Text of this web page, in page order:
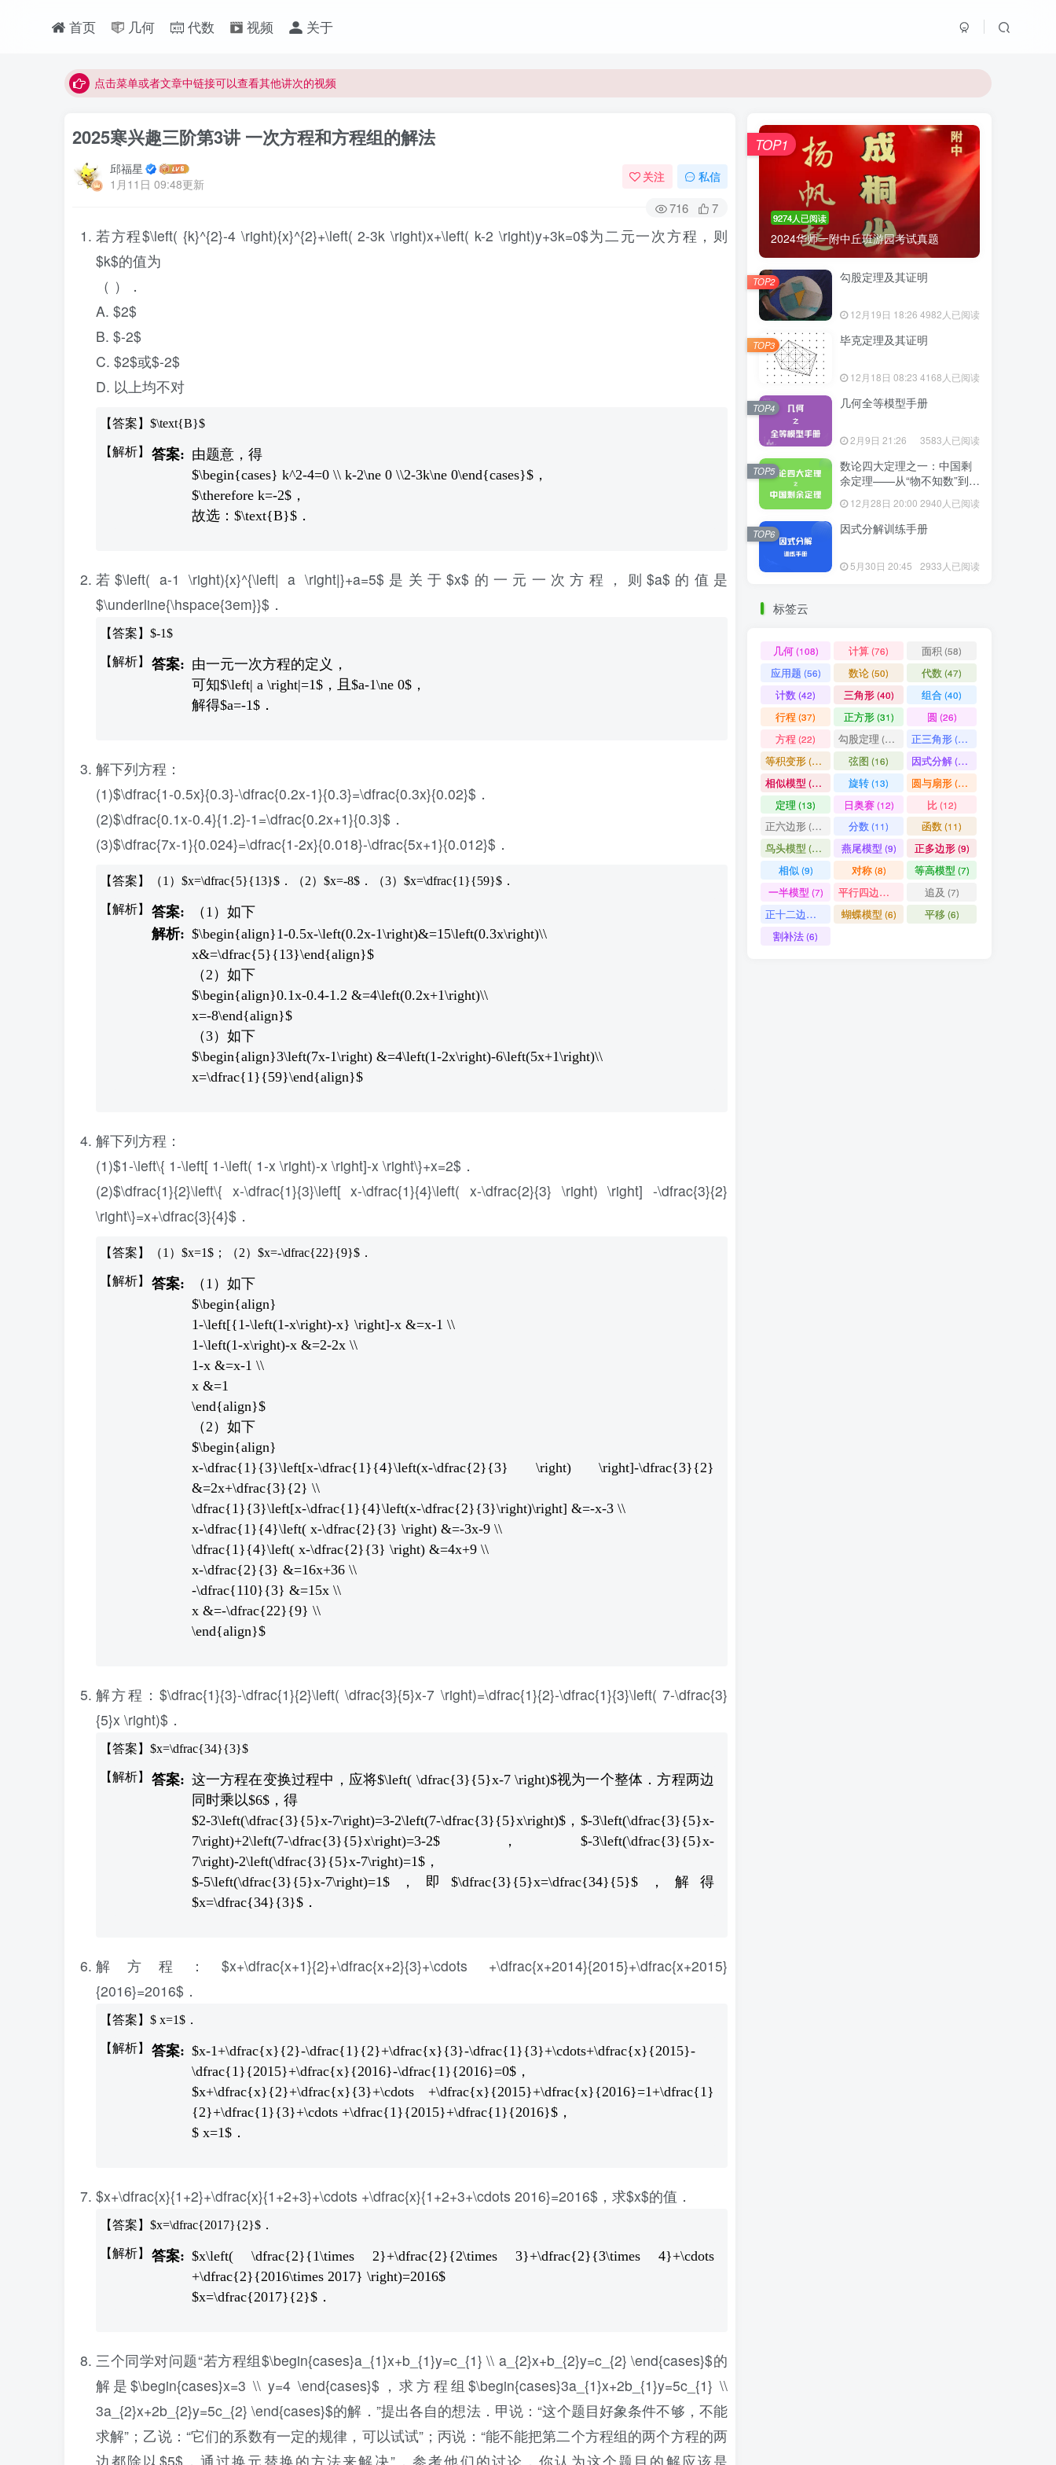
首页 几何 代数 视频 关于
最近网站被攻击导致速度非常慢，目前已恢复正常
点击菜单或者文章中链接可以查看其他讲次的视频
视频无法观看的微信发消息给邱老师重置即可
2025寒兴趣三阶第3讲 一次方程和方程组的解法
邱福星
1月11日 09:48更新
关注 私信
716 7
若方程$\left( {k}^{2}-4 \right){x}^{2}+\left( 2-3k \right)x+\left( k-2 \right)y+3k=0$为二元一次方程，则
$k$的值为
（ ）．
A. $2$
B. $-2$
C. $2$或$-2$
D. 以上均不对
【答案】$\text{B}$
由题意，得
$\begin{cases} k^2-4=0 \\ k-2\ne 0 \\2-3k\ne 0\end{cases}$，
$\therefore k=-2$，
故选：$\text{B}$．
若$\left( a-1 \right){x}^{\left| a \right|}+a=5$是关于$x$的一元一次方程，则$a$的值是
$\underline{\hspace{3em}}$．
【答案】$-1$
由一元一次方程的定义，
可知$\left| a \right|=1$，且$a-1\ne 0$，
解得$a=-1$．
解下列方程：
(1)$\dfrac{1-0.5x}{0.3}-\dfrac{0.2x-1}{0.3}=\dfrac{0.3x}{0.02}$．
(2)$\dfrac{0.1x-0.4}{1.2}-1=\dfrac{0.2x+1}{0.3}$．
(3)$\dfrac{7x-1}{0.024}=\dfrac{1-2x}{0.018}-\dfrac{5x+1}{0.012}$．
【答案】（1）$x=\dfrac{5}{13}$．（2）$x=-8$．（3）$x=\dfrac{1}{59}$．
（1）如下
$\begin{align}1-0.5x-\left(0.2x-1\right)&=15\left(0.3x\right)\\
x&=\dfrac{5}{13}\end{align}$
（2）如下
$\begin{align}0.1x-0.4-1.2 &=4\left(0.2x+1\right)\\
x=-8\end{align}$
（3）如下
$\begin{align}3\left(7x-1\right) &=4\left(1-2x\right)-6\left(5x+1\right)\\
x=\dfrac{1}{59}\end{align}$
解下列方程：
(1)$1-\left\{ 1-\left[ 1-\left( 1-x \right)-x \right]-x \right\}+x=2$．
(2)$\dfrac{1}{2}\left\{ x-\dfrac{1}{3}\left[ x-\dfrac{1}{4}\left( x-\dfrac{2}{3} \right) \right] -\dfrac{3}{2}
\right\}=x+\dfrac{3}{4}$．
【答案】（1）$x=1$；（2）$x=-\dfrac{22}{9}$．
（1）如下
$\begin{align}
1-\left[{1-\left(1-x\right)-x} \right]-x &=x-1 \\
1-\left(1-x\right)-x &=2-2x \\
1-x &=x-1 \\
x &=1
\end{align}$
（2）如下
$\begin{align}
x-\dfrac{1}{3}\left[x-\dfrac{1}{4}\left(x-\dfrac{2}{3} \right) \right]-\dfrac{3}{2}
&=2x+\dfrac{3}{2} \\
\dfrac{1}{3}\left[x-\dfrac{1}{4}\left(x-\dfrac{2}{3}\right)\right] &=-x-3 \\
x-\dfrac{1}{4}\left( x-\dfrac{2}{3} \right) &=-3x-9 \\
\dfrac{1}{4}\left( x-\dfrac{2}{3} \right) &=4x+9 \\
x-\dfrac{2}{3} &=16x+36 \\
-\dfrac{110}{3} &=15x \\
x &=-\dfrac{22}{9} \\
\end{align}$
解方程：$\dfrac{1}{3}-\dfrac{1}{2}\left( \dfrac{3}{5}x-7 \right)=\dfrac{1}{2}-\dfrac{1}{3}\left( 7-\dfrac{3}
{5}x \right)$．
【答案】$x=\dfrac{34}{3}$
这一方程在变换过程中，应将$\left( \dfrac{3}{5}x-7 \right)$视为一个整体．方程两边
同时乘以$6$，得
$2-3\left(\dfrac{3}{5}x-7\right)=3-2\left(7-\dfrac{3}{5}x\right)$，$-3\left(\dfrac{3}{5}x-
7\right)+2\left(7-\dfrac{3}{5}x\right)=3-2$，$-3\left(\dfrac{3}{5}x-
7\right)-2\left(\dfrac{3}{5}x-7\right)=1$，
$-5\left(\dfrac{3}{5}x-7\right)=1$，即$\dfrac{3}{5}x=\dfrac{34}{5}$，解得
$x=\dfrac{34}{3}$．
解方程：$x+\dfrac{x+1}{2}+\dfrac{x+2}{3}+\cdots +\dfrac{x+2014}{2015}+\dfrac{x+2015}
{2016}=2016$．
【答案】$ x=1$．
$x-1+\dfrac{x}{2}-\dfrac{1}{2}+\dfrac{x}{3}-\dfrac{1}{3}+\cdots+\dfrac{x}{2015}-
\dfrac{1}{2015}+\dfrac{x}{2016}-\dfrac{1}{2016}=0$，
$x+\dfrac{x}{2}+\dfrac{x}{3}+\cdots +\dfrac{x}{2015}+\dfrac{x}{2016}=1+\dfrac{1}
{2}+\dfrac{1}{3}+\cdots +\dfrac{1}{2015}+\dfrac{1}{2016}$，
$ x=1$．
$x+\dfrac{x}{1+2}+\dfrac{x}{1+2+3}+\cdots +\dfrac{x}{1+2+3+\cdots 2016}=2016$，求$x$的值．
【答案】$x=\dfrac{2017}{2}$．
$x\left( \dfrac{2}{1\times 2}+\dfrac{2}{2\times 3}+\dfrac{2}{3\times 4}+\cdots
+\dfrac{2}{2016\times 2017} \right)=2016$
$x=\dfrac{2017}{2}$．
三个同学对问题“若方程组$\begin{cases}a_{1}x+b_{1}y=c_{1} \\ a_{2}x+b_{2}y=c_{2} \end{cases}$的
解是$\begin{cases}x=3 \\ y=4 \end{cases}$，求方程组$\begin{cases}3a_{1}x+2b_{1}y=5c_{1} \\
3a_{2}x+2b_{2}y=5c_{2} \end{cases}$的解．”提出各自的想法．甲说：“这个题目好象条件不够，不能
求解”；乙说：“它们的系数有一定的规律，可以试试”；丙说：“能不能把第二个方程组的两个方程的两
边都除以$5$，通过换元替换的方法来解决”．参考他们的讨论，你认为这个题目的解应该是
9274人已阅读
2024华师一附中丘班游园考试真题
TOP1
勾股定理及其证明
12月19日 18:26 4982人已阅读
TOP2
毕克定理及其证明
12月18日 08:23 4168人已阅读
TOP3
几何全等模型手册
2月9日 21:26 3583人已阅读
TOP4
数论四大定理之一：中国剩
余定理——从“物不知数”到现
代代数
12月28日 20:00 2940人已阅读
TOP5
因式分解训练手册
5月30日 20:45 2933人已阅读
TOP6
标签云
几何(108) 计算(76) 面积 (58)
应用题 (56) 数论(50) 代数(47)
计数(42) 三角形(40) 组合(40)
行程 (37) 正方形(31) 圆 (26)
方程 (22) 勾股定理 (19) 正三角形(19)
等积变形(18) 弦图 (16) 因式分解(15)
相似模型 (14) 旋转(13) 圆与扇形(13)
定理 (13) 日奥赛(12) 比(12)
正六边形(11) 分数(11) 函数(11)
鸟头模型 (10) 燕尾模型 (9) 正多边形(9)
相似 (9) 对称(8) 等高模型 (7)
一半模型 (7) 平行四边形 追及 (7)
正十二边形 蝴蝶模型 (6) 平移(6)
割补法(6)